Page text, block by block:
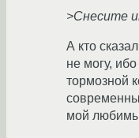
>Снесите
А кто
не могу,
тормозной
мой